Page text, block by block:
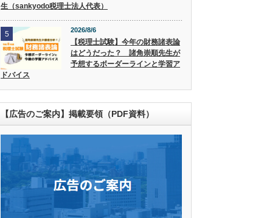
生（sankyodo税理士法人代表）
5 2026/8/6
【税理士試験】今年の財務諸表論
はどうだった？ 諸角崇順先生が
予想するボーダーラインと学習ア
ドバイス
【広告のご案内】掲載要領（PDF資料）